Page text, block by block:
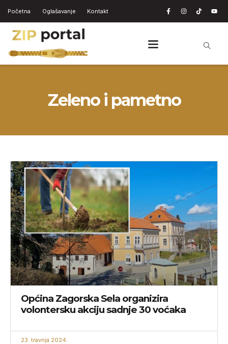
Početna Oglašavanje Kontakt
Zeleno i pametno
Općina Zagorska Sela organizira
volontersku akciju sadnje 30 voćaka
23. travnja 2024.